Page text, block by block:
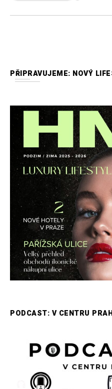
PŘIPRAVUJEME: NOVÝ
PODCAST: V CENTRU